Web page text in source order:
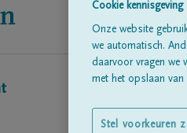
Cookie kennisgeving
Onze website
we automatisch.
daarvoor vragen we
met het opslaan van
Stel voorkeuren